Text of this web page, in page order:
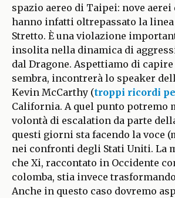
spazio aereo di Taipei: nove
hanno infatti oltrepassato la
Stretto. È una violazione
insolita nella dinamica di
dal Dragone. Aspettiamo di capire
sembra, incontrerà lo speaker
Kevin McCarthy (troppi ricordi
California. A quel punto potremo
volontà di escalation da parte
questi giorni sta facendo la voce
nei confronti degli Stati Uniti. La
che Xi, raccontato in Occidente
colomba, stia invece
Anche in questo caso dovremo